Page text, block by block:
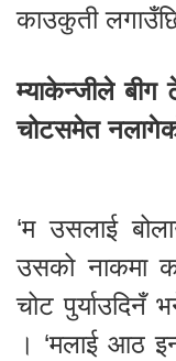
काउकुती
म्याकेन्जीले
चोटसमेत
‘म उसलाई
उसको नाकमा
चोट पुर्याउदिनँ
। ‘मलाई आठ